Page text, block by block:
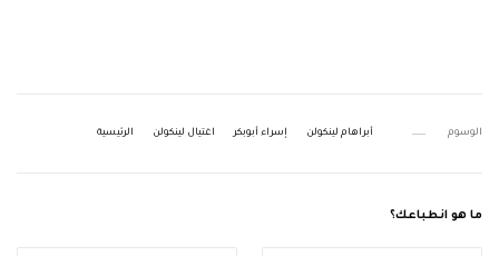
الوسوم أبراهام لينكولن إسراء أبوبكر اغتيال لينكولن الرئيسية
ما هو انطباعك؟